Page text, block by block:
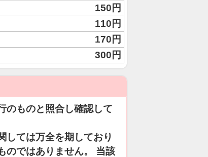
150円
110円
170円
300円
のものと照合し確認して
しては万全を期しており
のではありません。 当該